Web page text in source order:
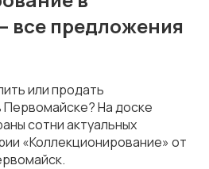
все предложения
или продать
На доске
сотни актуальных
«Коллекционирование» от